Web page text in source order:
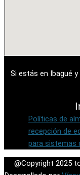
Si estás en Ibagué
Políticas de
recepción de
para sistemas
@Copyright 2025